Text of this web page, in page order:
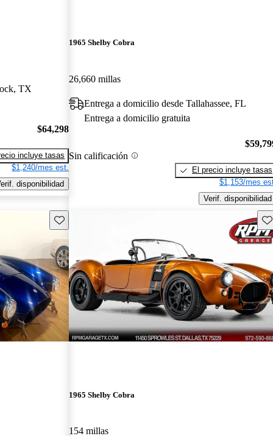
TX
$64,298
incluye tasas
$1,240/mes est.
disponibilidad
1965 Shelby Cobra
26,660 millas
Entrega a domicilio desde Tallahassee, FL
Entrega a domicilio gratuita
Sin calificación
El precio incluye tasas
$1,153/mes
Verif. disponibilidad
Guarda este Aviso
1965 Shelby Cobra
154 millas